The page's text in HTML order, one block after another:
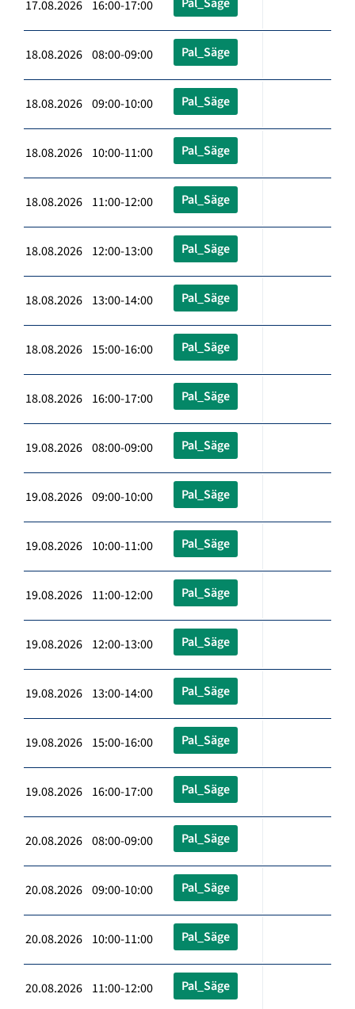
17.08.2026 16:00-17:00
18.08.2026 08:00-09:00 Pal_Säge
18.08.2026 09:00-10:00 Pal_Säge
18.08.2026 10:00-11:00 Pal_Säge
18.08.2026 11:00-12:00 Pal_Säge
18.08.2026 12:00-13:00 Pal_Säge
18.08.2026 13:00-14:00 Pal_Säge
18.08.2026 15:00-16:00 Pal_Säge
18.08.2026 16:00-17:00 Pal_Säge
19.08.2026 08:00-09:00 Pal_Säge
19.08.2026 09:00-10:00 Pal_Säge
19.08.2026 10:00-11:00 Pal_Säge
19.08.2026 11:00-12:00 Pal_Säge
19.08.2026 12:00-13:00 Pal_Säge
19.08.2026 13:00-14:00 Pal_Säge
19.08.2026 15:00-16:00 Pal_Säge
19.08.2026 16:00-17:00 Pal_Säge
20.08.2026 08:00-09:00 Pal_Säge
20.08.2026 09:00-10:00 Pal_Säge
20.08.2026 10:00-11:00 Pal_Säge
20.08.2026 11:00-12:00 Pal_Säge